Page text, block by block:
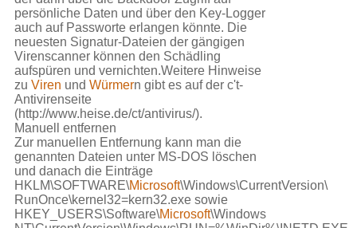
persönliche Daten und über den Key-Logger
auch auf Passworte erlangen könnte. Die
neuesten Signatur-Dateien der gängigen
Virenscanner können den Schädling
aufspüren und vernichten.Weitere Hinweise
zuViren undWürmern gibt es auf der c't-
Antivirenseite
(http://www.heise.de/ct/antivirus/).
Manuell entfernen
Zur manuellen Entfernung kann man die
genannten Dateien unter MS-DOS löschen
und danach die Einträge
HKLM\SOFTWARE\Microsoft\Windows\CurrentVersion\
RunOnce\kernel32=kern32.exe sowie
HKEY_USERS\Software\Microsoft\Windows